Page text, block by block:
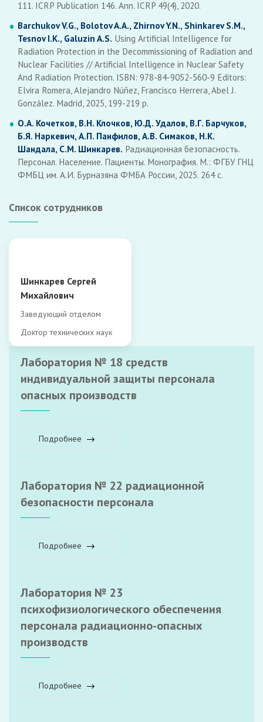
111. ICRP Publication 146. Ann. ICRP 49(4), 2020.
Barchukov V.G., Bolotov A.A., Zhirnov Y.N., Shinkarev S.M.,
Tesnov I.K., Galuzin A.S. Using Artificial Intelligence for
Radiation Protection in the Decommissioning of Radiation and
Nuclear Facilities // Artificial Intelligence in Nuclear Safety
And Radiation Protection. ISBN: 978-84-9052-560-9 Editors:
Elvira Romera, Alejandro Núñez, Francisco Herrera, Abel J.
González. Madrid, 2025, 199-219 p.
О.А. Кочетков, В.Н. Клочков, Ю.Д. Удалов, В.Г. Барчуков,
Б.Я. Наркевич, А.П. Панфилов, А.В. Симаков, Н.К.
Шандала, С.М. Шинкарев. Радиационная безопасность.
Персонал. Население. Пациенты. Монография. М.: ФГБУ ГНЦ
ФМБЦ им. А.И. Бурназяна ФМБА России, 2025. 264 с.
Список сотрудников
Шинкарев Сергей
Михайлович
Заведующий отделом
Доктор технических наук
Лаборатория № 18 средств
индивидуальной защиты персонала
опасных производств
Подробнее
Лаборатория № 22 радиационной
безопасности персонала
Подробнее
Лаборатория № 23
психофизиологического обеспечения
персонала радиационно-опасных
производств
Подробнее